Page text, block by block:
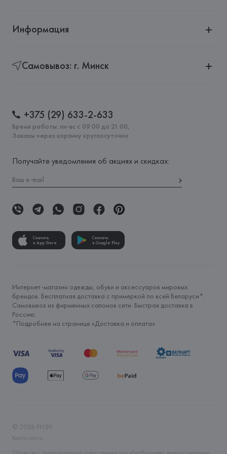
Информация
Самовывоз: г. Минск
+375 (29) 633-2-633
Время работы: пн-вс с 09:00 до 21:00,
Заказы через корзину круглосуточно
Получайте уведомления об акциях и скидках:
Скачать
в App Store
Скачать
в Google Play
Интернет-магазин одежды, обуви и аксессуаров мировых
брендов. Бесплатная доставка с примеркой по всей Беларуси*.
Самовывоз из фирменных салонов сети. Быстрая доставка в
Россию.
*Подробнее на странице «Доставка и оплата»
© 2026 FH.BY
Карта сайта